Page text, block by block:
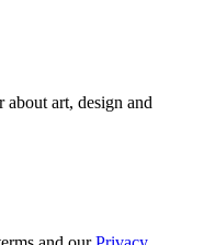
about art, design and